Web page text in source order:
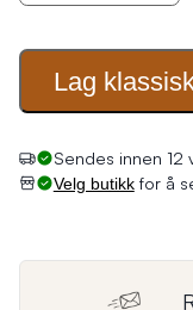
Lag
Sendes innen 12
Velg butikkfor å